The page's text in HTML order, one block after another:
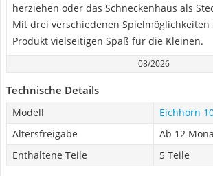
herziehen oder das Schneckenhaus als
Mit drei verschiedenen Spielmöglichkeiten
Produkt vielseitigen Spaß für die Kleinen.
08/2026
Technische Details
Modell
Eichhorn
Altersfreigabe
Ab 12
Enthaltene Teile
5 Teile